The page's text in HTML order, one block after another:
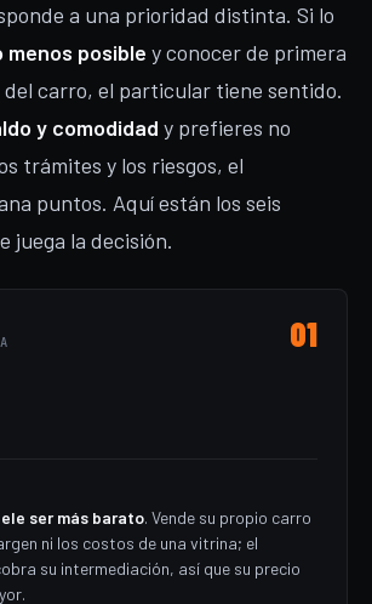
a una prioridad distinta. Si lo
menos posible y conocer de primera
del carro, el particular tiene sentido.
y comodidad y prefieres no
trámites y los riesgos, el
puntos. Aquí están los seis
juega la decisión.
01
ser más barato. Vende su propio carro
ni los costos de una vitrina; el
su intermediación, así que su precio